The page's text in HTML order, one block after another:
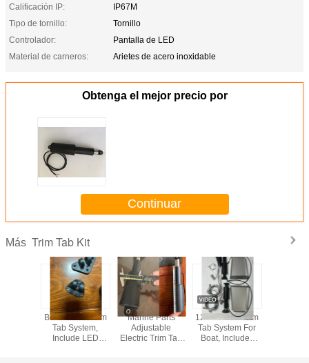
Calificación IP:
IP67M
Tipo de tornillo:
Tornillo
Controlador:
Pantalla de LED
Material de carneros:
Arietes de acero inoxidable
Obtenga el mejor precio por
Continuar
Más Trim Tab Kit
Bolt Electric Trim
Tab System,
Include LED
Marine Parts
Adjustable
Electric Trim Tab
12V Electric Trim
Tab System For
Boat, Includes